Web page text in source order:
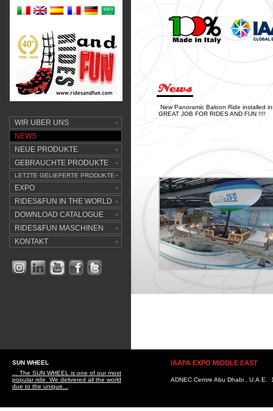
New Panoramic Baloon Ride installed
GREAT JOB FOR RIDES AND FUN !!!!
WIR UBER UNS
NEWS
NEUE PRODUKTE
GEBRAUCHTE PRODUKTE
LETZTE GELIEFERTE PRODUKTE
EXPO
RIDES&FUN IN THE WORLD
DOWNLOAD CATALOGUE
RIDES&FUN MASCHINEN
KONTAKT
SUN WHEEL IAAPA EXPO MIDDLE EAST
... The SUN WHEEL is one of our most
popular ride. We delivered all the world
due to the unique...
ADNEC Centre Abu Dhabi , U.A.E.